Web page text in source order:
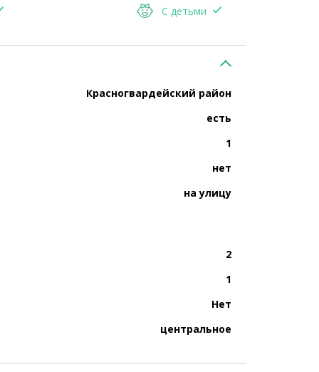
С детьми
Красногвардейский район
есть
1
нет
на улицу
2
1
Нет
центральное